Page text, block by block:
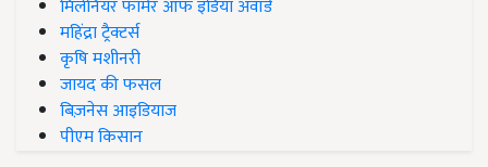
मिलेनियर फार्मर ऑफ इंडिया अवॉर्ड
महिंद्रा ट्रैक्टर्स
कृषि मशीनरी
जायद की फसल
बिज़नेस आइडियाज
पीएम किसान